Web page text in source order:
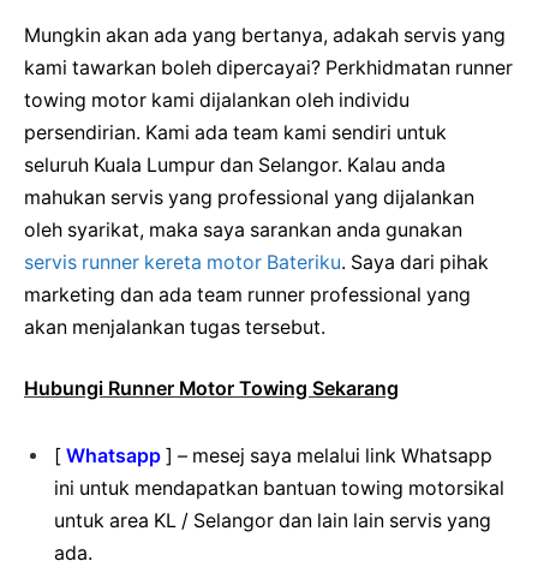
Mungkin akan ada yang bertanya, adakah servis yang
kami tawarkan boleh dipercayai? Perkhidmatan runner
towing motor kami dijalankan oleh individu
persendirian. Kami ada team kami sendiri untuk
seluruh Kuala Lumpur dan Selangor. Kalau anda
mahukan servis yang professional yang dijalankan
oleh syarikat, maka saya sarankan anda gunakan
servis runner kereta motor Bateriku. Saya dari pihak
marketing dan ada team runner professional yang
akan menjalankan tugas tersebut.
Hubungi Runner Motor Towing Sekarang
[ Whatsapp ] – mesej saya melalui link Whatsapp
ini untuk mendapatkan bantuan towing motorsikal
untuk area KL / Selangor dan lain lain servis yang
ada.